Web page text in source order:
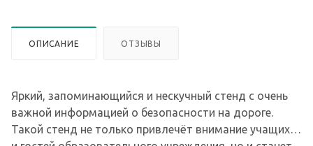
ОПИСАНИЕ ОТЗЫВЫ
Яркий, запоминающийся и нескучный стенд с очень
важной информацией о безопасности на дороге.
Такой стенд не только привлечёт внимание учащихся